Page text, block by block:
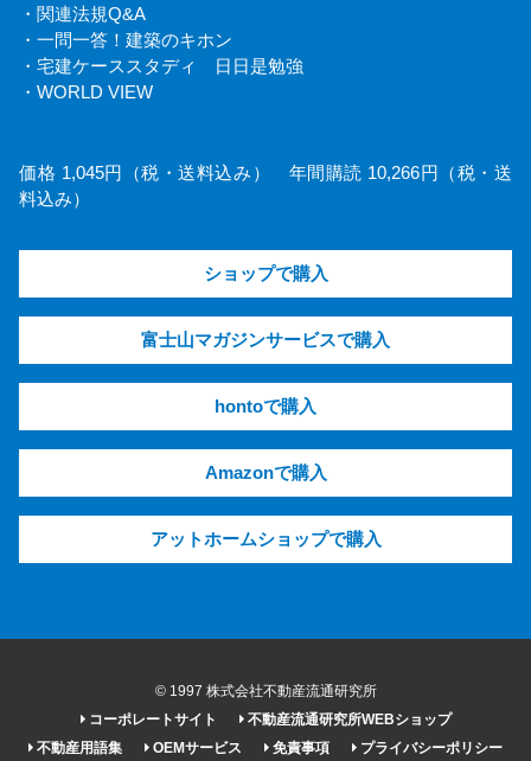
・関連法規Q&A
・一問一答！建築のキホン
・宅建ケーススタディ 日日是勉強
・WORLD VIEW
価格 1,045円（税・送料込み） 年間購読 10,266円（税・送
料込み）
ショップで購入
富士山マガジンサービスで購入
hontoで購入
Amazonで購入
アットホームショップで購入
© 1997 株式会社不動産流通研究所
コーポレートサイト
不動産流通研究所WEBショップ
不動産用語集
OEMサービス 免責事項 プライバシーポリシー